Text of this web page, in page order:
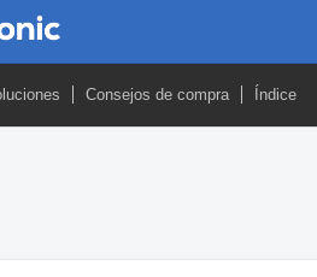
Consejos de compra Índice